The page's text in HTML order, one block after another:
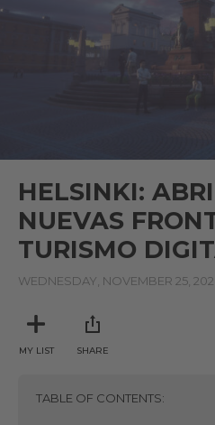
HELSINKI:
NUEVAS
TURISMO
WEDNESDAY, NOVEMBER 25,
MY LIST SHARE
TABLE OF CONTENTS